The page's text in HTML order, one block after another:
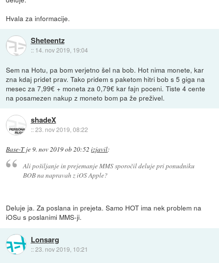
Hvala za informacije.
Sheteentz
:: 14. nov 2019, 19:04
Sem na Hotu, pa bom verjetno šel na bob. Hot nima monete, kar
zna kdaj pridet prav. Tako pridem s paketom hitri bob s 5 giga na
mesec za 7,99€ + moneta za 0,79€ kar fajn poceni. Tiste 4 cente
na posamezen nakup z moneto bom pa že preživel.
shadeX
::23. nov 2019, 08:22
Base-Tje9. nov 2019 ob 20:52 izjavil:
Ali pošiljanje in prejemanje MMS sporočil deluje pri ponudniku
BOB na napravah z iOS Apple?
Deluje ja. Za poslana in prejeta. Samo HOT ima nek problem na
iOSu s poslanimi MMS-ji.
Lonsarg
::23. nov 2019, 10:21